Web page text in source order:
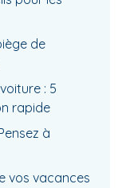
de
: 5
rapide
à
vos vacances